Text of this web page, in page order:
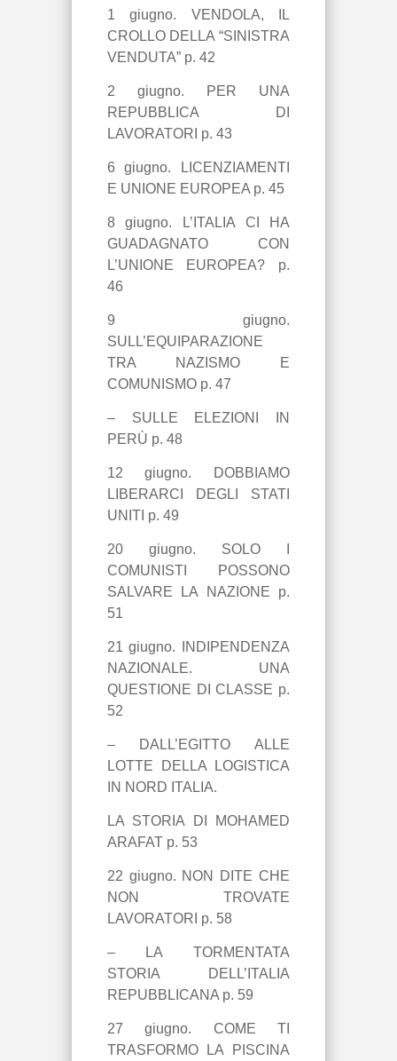
1 giugno. VENDOLA, IL
CROLLO DELLA “SINISTRA
VENDUTA” p. 42
2 giugno. PER UNA
REPUBBLICA DI
LAVORATORI p. 43
6 giugno. LICENZIAMENTI
E UNIONE EUROPEA p. 45
8 giugno. L’ITALIA CI HA
GUADAGNATO CON
L’UNIONE EUROPEA? p.
46
9 giugno.
SULL’EQUIPARAZIONE
TRA NAZISMO E
COMUNISMO p. 47
– SULLE ELEZIONI IN
PERÙ p. 48
12 giugno. DOBBIAMO
LIBERARCI DEGLI STATI
UNITI p. 49
20 giugno. SOLO I
COMUNISTI POSSONO
SALVARE LA NAZIONE p.
51
21 giugno. INDIPENDENZA
NAZIONALE. UNA
QUESTIONE DI CLASSE p.
52
– DALL’EGITTO ALLE
LOTTE DELLA LOGISTICA
IN NORD ITALIA.
LA STORIA DI MOHAMED
ARAFAT p. 53
22 giugno. NON DITE CHE
NON TROVATE
LAVORATORI p. 58
– LA TORMENTATA
STORIA DELL’ITALIA
REPUBBLICANA p. 59
27 giugno. COME TI
TRASFORMO LA PISCINA